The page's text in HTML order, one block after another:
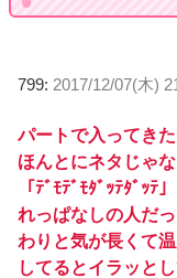
799: 2017/12/07(木)
パートで入ってき
ほんとにネタじゃ
「ﾃﾞﾓﾃﾞﾓﾀﾞｯﾃﾀﾞｯ
れっぱなしの人だ
わりと気が長くて
してるとイラッと